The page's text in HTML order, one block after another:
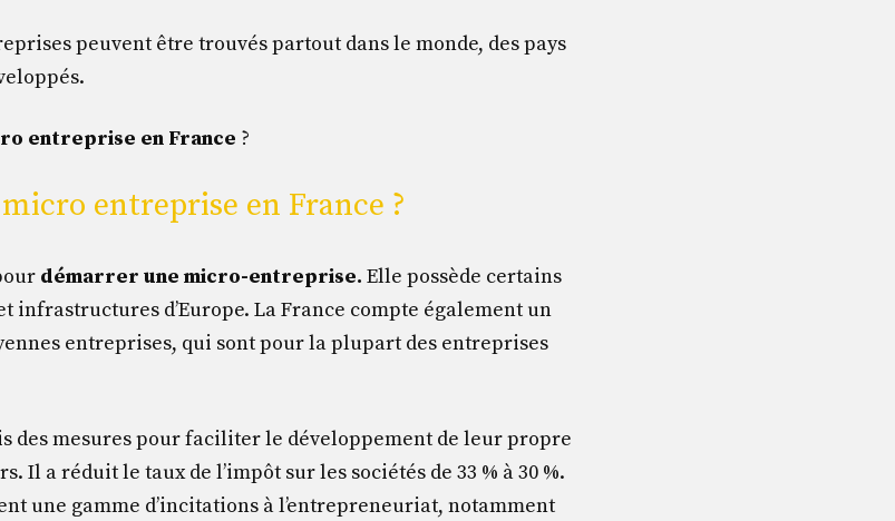
peuvent être trouvés partout dans le monde, des pays
entreprise en France ?
entreprise en France ?
démarrer une micro-entreprise. Elle possède certains
infrastructures d’Europe. La France compte également un
entreprises, qui sont pour la plupart des entreprises
des mesures pour faciliter le développement de leur propre
Il a réduit le taux de l’impôt sur les sociétés de 33 % à 30 %.
une gamme d’incitations à l’entrepreneuriat, notamment